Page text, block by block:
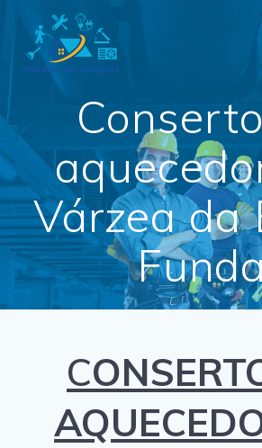
Várzea da
C